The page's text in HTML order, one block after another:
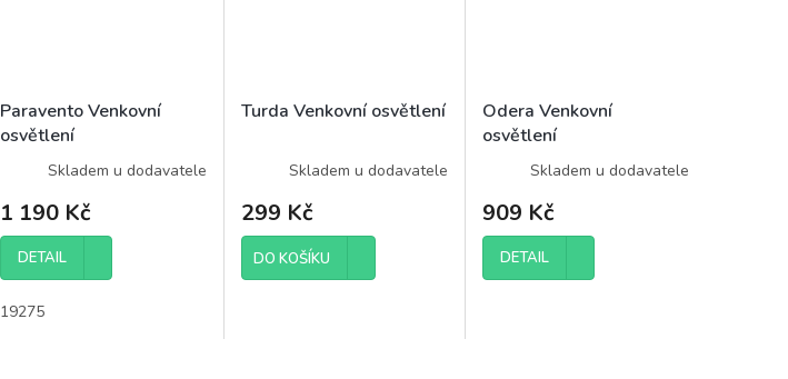
Paravento Venkovní
osvětlení
Skladem u dodavatele
1 190 Kč
DETAIL
19275
Turda Venkovní osvětlení
Skladem u dodavatele
299 Kč
DO KOŠÍKU
Odera Venkovní
osvětlení
Skladem u dodavatele
909 Kč
DETAIL